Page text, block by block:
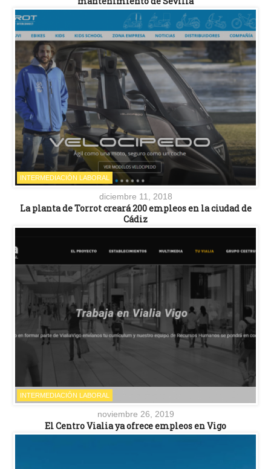
INTERMEDIACIÓN LABORAL
diciembre 11, 2018
La planta de Torrot creará 200 empleos en la ciudad de
Cádiz
INTERMEDIACIÓN LABORAL
noviembre 26, 2019
El Centro Vialia ya ofrece empleos en Vigo